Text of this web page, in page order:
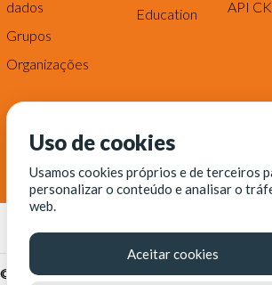
dados
Grupos
Organizações
Education
API
© Fortaleza Digital || CITINOVA - Fundação
Uso de cookies
Usamos cookies próprios e de terceiros
personalizar o conteúdo e analisar o
web.
Aceitar cookies